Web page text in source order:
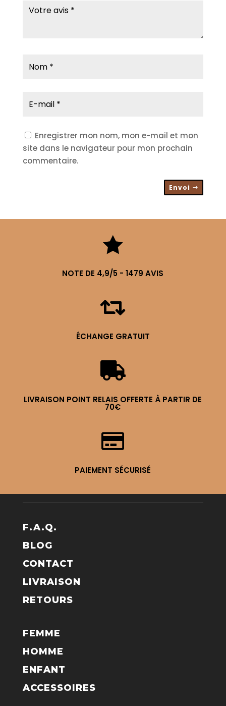
Enregistrer mon nom, mon e-mail et mon
site dans le navigateur pour mon prochain
commentaire.
Envoi

NOTE DE 4,9/5 - 1479 AVIS

ÉCHANGE GRATUIT

LIVRAISON POINT RELAIS OFFERTE À PARTIR DE
70€

PAIEMENT SÉCURISÉ
F.A.Q.
BLOG
CONTACT
LIVRAISON
RETOURS
FEMME
HOMME
ENFANT
ACCESSOIRES